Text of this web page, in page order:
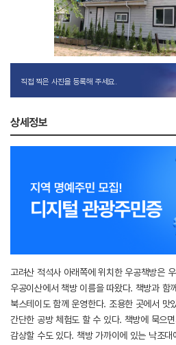
직접 찍은 사진을 등록해 주세요.
상세정보
고려산 적석사 아래쪽에 위치한 우공책방은
우공이산에서 책방 이름을 따왔다. 책방과 함
북스테이도 함께 운영한다. 조용한 곳에서 맛
간단한 공방 체험도 할 수 있다. 책방에 묵으
감상할 수도 있다. 책방 가까이에 있는 낙조